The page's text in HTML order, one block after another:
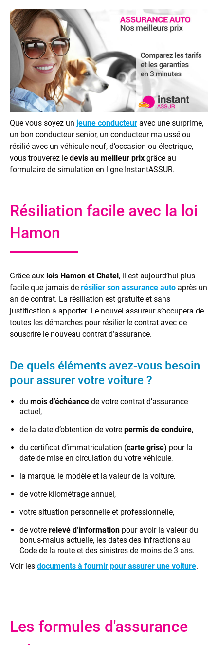
Que vous soyez un jeune conducteur avec une surprime,
un bon conducteur senior, un conducteur malussé ou
résilié avec un véhicule neuf, d’occasion ou électrique,
vous trouverez le devis au meilleur prix grâce au
formulaire de simulation en ligne InstantASSUR.
Résiliation facile avec la loi
Hamon
Grâce aux lois Hamon et Chatel , il est aujourd’hui plus
facile que jamais de résilier son assurance auto après un
an de contrat. La résiliation est gratuite et sans
justification à apporter. Le nouvel assureur s’occupera de
toutes les démarches pour résilier le contrat avec de
souscrire le nouveau contrat d’assurance.
De quels éléments avez-vous besoin
pour assurer votre voiture ?
du mois d’échéance de votre contrat d’assurance
actuel,
de la date d’obtention de votre permis de conduire,
du certificat d’immatriculation (carte grise) pour la
date de mise en circulation du votre véhicule,
la marque, le modèle et la valeur de la voiture,
de votre kilométrage annuel,
votre situation personnelle et professionnelle,
de votre relevé d’information pour avoir la valeur du
bonus-malus actuelle, les dates des infractions au
Code de la route et des sinistres de moins de 3 ans.
Voir les documents à fournir pour assurer une voiture.
Les formules d'assurance